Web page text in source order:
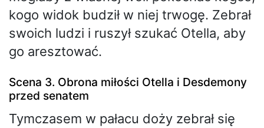
kogo widok budził w niej trwogę. Zebrał
swoich ludzi i ruszył szukać Otella, aby
go aresztować.
Scena 3. Obrona miłości Otella i Desdemony
przed senatem
Tymczasem w pałacu doży zebrał się